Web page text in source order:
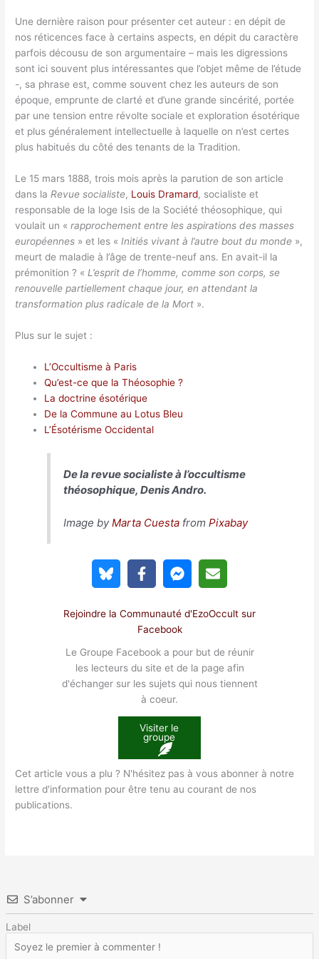
Une dernière raison pour présenter cet auteur : en dépit de
nos réticences face à certains aspects, en dépit du caractère
parfois décousu de son argumentaire – mais les digressions
sont ici souvent plus intéressantes que l’objet même de l’étude
-, sa phrase est, comme souvent chez les auteurs de son
époque, emprunte de clarté et d’une grande sincérité, portée
par une tension entre révolte sociale et exploration ésotérique
et plus généralement intellectuelle à laquelle on n’est certes
plus habitués du côté des tenants de la Tradition.
Le 15 mars 1888, trois mois après la parution de son article
dans la Revue socialiste, Louis Dramard, socialiste et
responsable de la loge Isis de la Société théosophique, qui
voulait un «rapprochement entre les aspirations des masses
européennes » et les « Initiés vivant à l’autre bout du monde »,
meurt de maladie à l’âge de trente-neuf ans. En avait-il la
prémonition ? « L’esprit de l’homme, comme son corps, se
renouvelle partiellement chaque jour, en attendant la
transformation plus radicale de la Mort ».
Plus sur le sujet :
L’Occultisme à Paris
Qu’est-ce que la Théosophie ?
La doctrine ésotérique
De la Commune au Lotus Bleu
L’Ésotérisme Occidental
De la revue socialiste à l’occultisme
théosophique, Denis Andro.
Image byMarta Cuesta fromPixabay
Rejoindre la Communauté d'EzoOccult sur
Facebook
Le Groupe Facebook a pour but de réunir
les lecteurs du site et de la page afin
d'échanger sur les sujets qui nous tiennent
à coeur.
Visiter le
groupe
Cet article vous a plu ? N'hésitez pas à vous abonner à notre
lettre d'information pour être tenu au courant de nos
publications.
S’abonner
Label